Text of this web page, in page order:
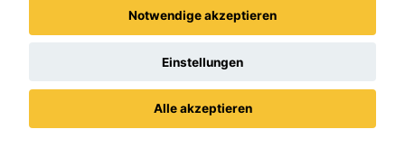
Skoda Fabia
Notwendige akzeptieren
Einstellungen
Alle akzeptieren